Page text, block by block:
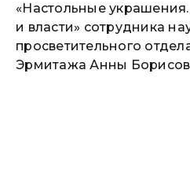
«Настольные украшения.
и власти» сотрудника
просветительного
Эрмитажа Анны